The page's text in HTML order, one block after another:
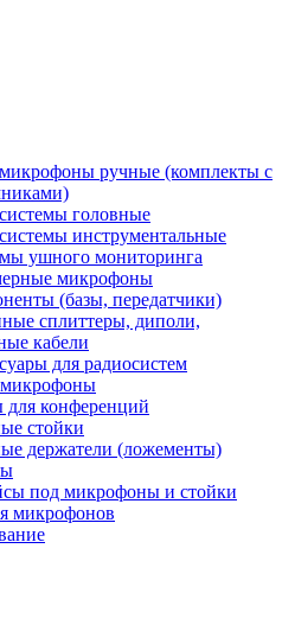
ручные (комплекты с
головные
инструментальные
ушного мониторинга
микрофоны
(базы, передатчики)
сплиттеры, диполи,
кабели
для радиосистем
конференций
стойки
держатели (ложементы)
под микрофоны и стойки
микрофонов